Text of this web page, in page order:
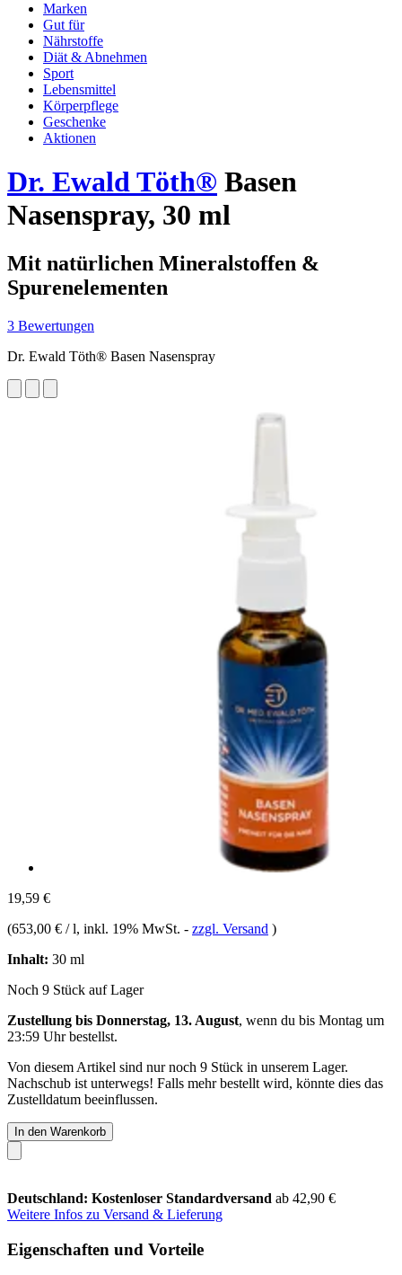
Marken
Gut für
Nährstoffe
Diät & Abnehmen
Sport
Lebensmittel
Körperpflege
Geschenke
Aktionen
Dr. Ewald Töth® Basen
Nasenspray, 30 ml
Mit natürlichen Mineralstoffen &
Spurenelementen
3 Bewertungen
Dr. Ewald Töth® Basen Nasenspray
19,59 €
(653,00 € / l, inkl. 19% MwSt. - zzgl. Versand )
Inhalt: 30 ml
Noch 9 Stück auf Lager
Zustellung bis Donnerstag, 13. August, wenn du bis Montag um
23:59 Uhrbestellst.
Von diesem Artikel sind nur noch 9 Stück in unserem Lager.
Nachschub ist unterwegs! Falls mehr bestellt wird, könnte dies das
Zustelldatum beeinflussen.
In den Warenkorb
Deutschland: Kostenloser Standardversand ab 42,90 €
Weitere Infos zu Versand & Lieferung
Eigenschaften und Vorteile